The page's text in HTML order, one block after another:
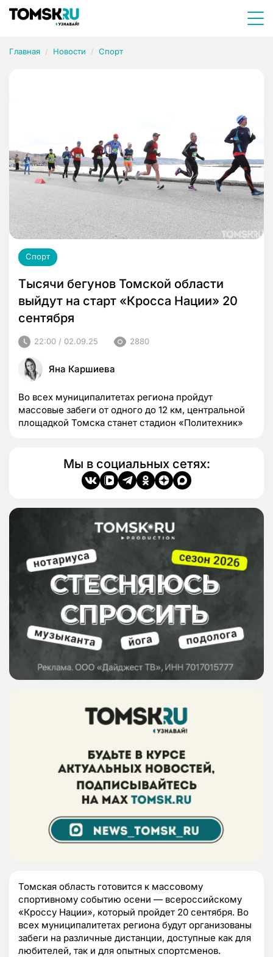
Главная Новости Спорт
Спорт
Тысячи бегунов Томской области
выйдут на старт «Кросса Нации» 20
сентября
22:00 / 02.09.25 2880
Яна Каршиева
Во всех муниципалитетах региона пройдут
массовые забеги от одного до 12 км, центральной
площадкой Томска станет стадион «Политехник»
Мы в социальных сетях:
Томская область готовится к массовому
спортивному событию осени — всероссийскому
«Кроссу Нации», который пройдет 20 сентября. Во
всех муниципалитетах региона будут организованы
забеги на различные дистанции, доступные как для
любителей, так и для опытных спортсменов.